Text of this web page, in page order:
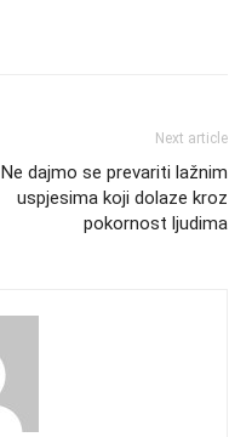
Next article
Ne dajmo se prevariti lažnim
uspjesima koji dolaze kroz
pokornost ljudima